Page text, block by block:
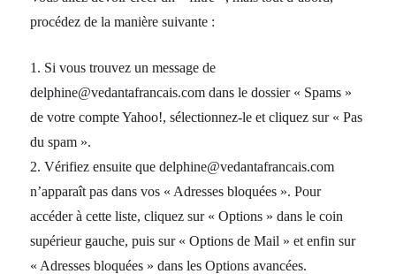
procédez de la manière suivante :
1. Si vous trouvez un message de
delphine@vedantafrancais.com dans le dossier « Spams »
de votre compte Yahoo!, sélectionnez-le et cliquez sur « Pas
du spam ».
2. Vérifiez ensuite que delphine@vedantafrancais.com
n’apparaît pas dans vos « Adresses bloquées ». Pour
accéder à cette liste, cliquez sur « Options » dans le coin
supérieur gauche, puis sur « Options de Mail » et enfin sur
« Adresses bloquées » dans les Options avancées.